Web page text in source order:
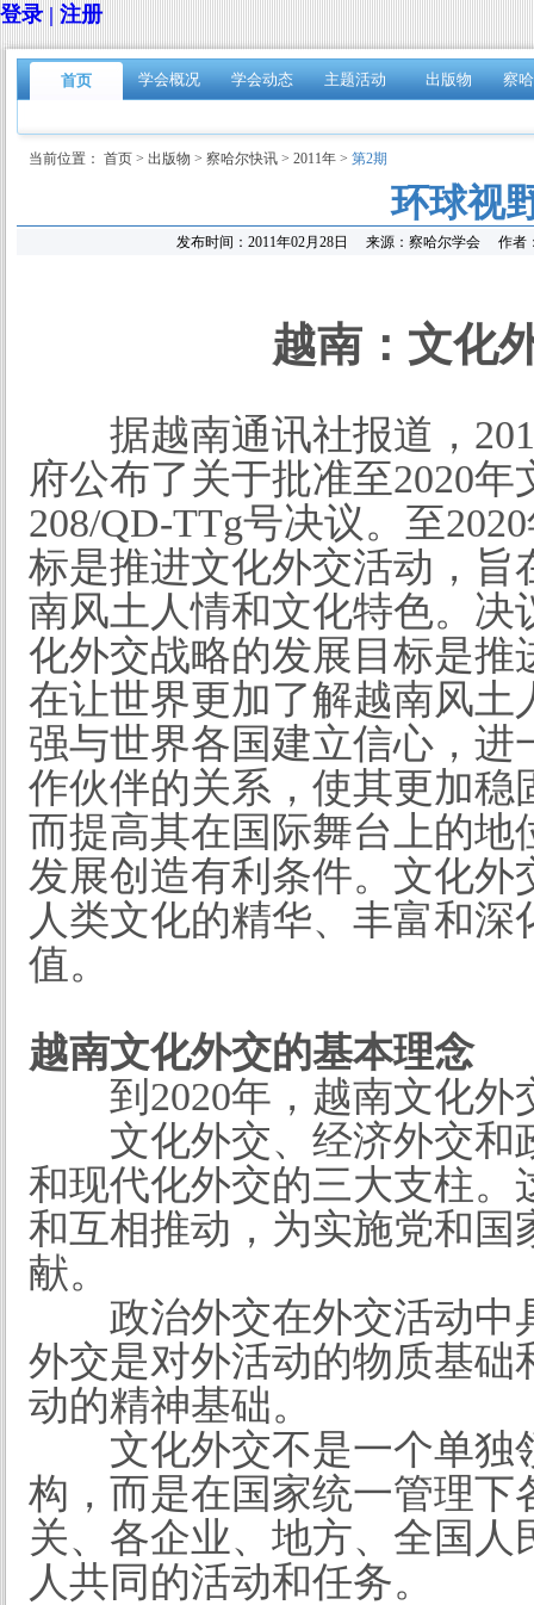
登录 | 注册
首页 学会概况 学会动态 主题活动 出版物 察
当前位置： 首页 > 出版物 > 察哈尔快讯 > 2011年 > 第2期
环球视
发布时间： 2011年02月28日 来源： 察哈尔学会作者
越南：文化
据越南通讯社报道，
府公布了关于批准至2020
208/QD-TTg号决议。至
标是推进文化外交活动，旨
南风土人情和文化特色。决
化外交战略的发展目标是推
在让世界更加了解越南风土
强与世界各国建立信心，进
作伙伴的关系，使其更加稳
而提高其在国际舞台上的地
发展创造有利条件。文化外
人类文化的精华、丰富和
值。
越南文化外交的基本理念
到2020年，越南文化外
文化外交、经济外交和
和现代化外交的三大支柱。
和互相推动，为实施党和国
献。
政治外交在外交活动中
外交是对外活动的物质基础
动的精神基础。
文化外交不是一个单独
构，而是在国家统一管理下
关、各企业、地方、全国人
人共同的活动和任务。